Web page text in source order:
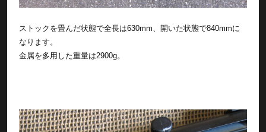
ストックを畳んだ状態で全長は630mm、開いた状態で840mmに
なります。
金属を多用した重量は2900g。